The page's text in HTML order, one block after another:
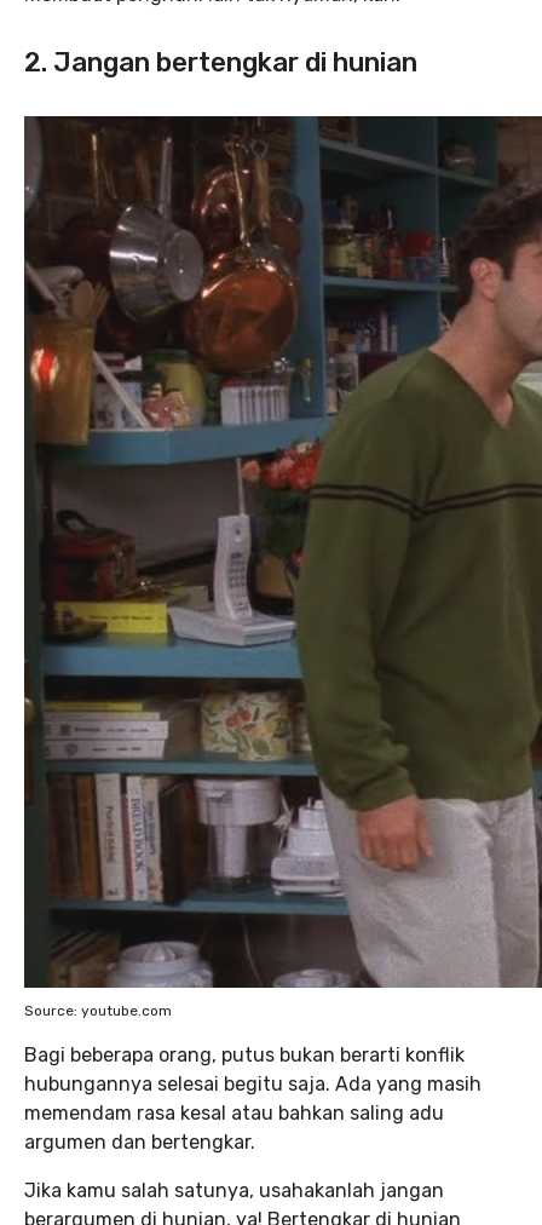
2. Jangan bertengkar di hunian
Source: youtube.com
Bagi beberapa orang, putus bukan berarti konflik
hubungannya selesai begitu saja. Ada yang masih
memendam rasa kesal atau bahkan saling adu
argumen dan bertengkar.
Jika kamu salah satunya, usahakanlah jangan
berargumen di hunian, ya! Bertengkar di hunian